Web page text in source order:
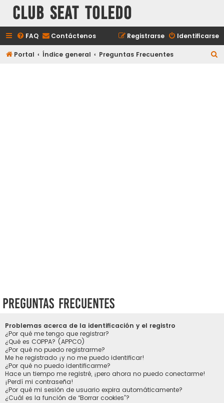
Club Seat Toledo
FAQ Contáctenos Identificarse
Registrarse
Portal Índice general Preguntas Frecuentes
Preguntas Frecuentes
Problemas acerca de la identificación y el registro
¿Por qué me tengo que registrar?
¿Qué es COPPA? (APPCO)
¿Por qué no puedo registrarme?
Me he registrado ¡y no me puedo identificar!
¿Por qué no puedo identificarme?
Hace un tiempo me registré, ¡pero ahora no puedo conectarme!
¡Perdí mi contraseña!
¿Por qué mi sesión de usuario expira automáticamente?
¿Cuál es la función de “Borrar cookies”?